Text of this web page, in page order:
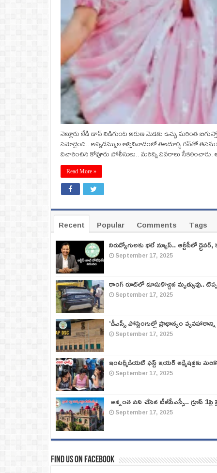
నెల్లూరు లేడీ డాన్‌ నిడిగుంట అరుణ మెడకు ఉచ్చు మరింత
నమోదైంది.. అన్నదమ్ముల ఆస్తివివాదంలో తలదూర్చి గన్‌తో
విచారించిన కోవూరు పోలీసులు.. మరిన్ని వివరాలు
Read More »
Recent Popular Comments
Tags
నిరుద్యోగులకు భలే న్యూస్.. ఆర్టీసీలో
September 17, 2025
రాంగ్ రూట్‌లో దూసుకొచ్చిన మృత్యువు..
September 17, 2025
‘డీఎస్సీ పోస్టింగుల్లో ప్రాధాన్యం
September 17, 2025
ఇంటర్మీడియట్ ఫస్ట్‌ ఇయర్‌ అడ్మిషన్లకు
September 17, 2025
అన్నంత పని చేసిన టీజీపీఎస్సీ.. గ్రూప్‌
September 17, 2025
Find us on Facebook